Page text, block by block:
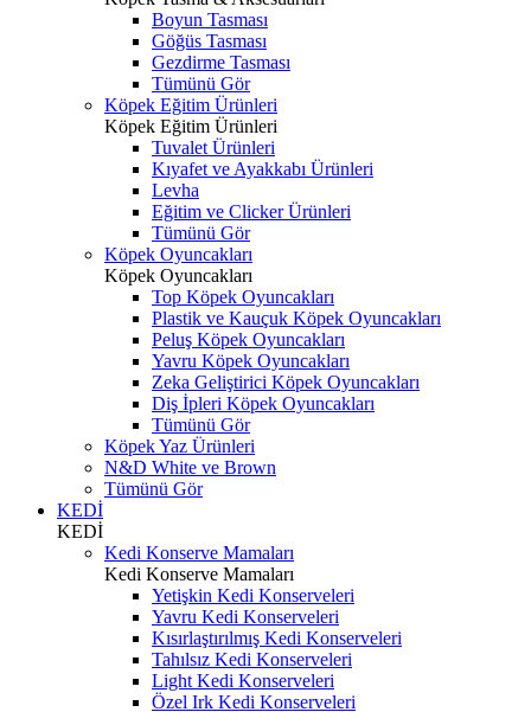
Boyun Tasması
Göğüs Tasması
Gezdirme Tasması
Tümünü Gör
Köpek Eğitim Ürünleri
Köpek Eğitim Ürünleri
Tuvalet Ürünleri
Kıyafet ve Ayakkabı Ürünleri
Levha
Eğitim ve Clicker Ürünleri
Tümünü Gör
Köpek Oyuncakları
Köpek Oyuncakları
Top Köpek Oyuncakları
Plastik ve Kauçuk Köpek Oyuncakları
Peluş Köpek Oyuncakları
Yavru Köpek Oyuncakları
Zeka Geliştirici Köpek Oyuncakları
Diş İpleri Köpek Oyuncakları
Tümünü Gör
Köpek Yaz Ürünleri
N&D White ve Brown
Tümünü Gör
KEDİ
KEDİ
Kedi Konserve Mamaları
Kedi Konserve Mamaları
Yetişkin Kedi Konserveleri
Yavru Kedi Konserveleri
Kısırlaştırılmış Kedi Konserveleri
Tahılsız Kedi Konserveleri
Light Kedi Konserveleri
Özel Irk Kedi Konserveleri